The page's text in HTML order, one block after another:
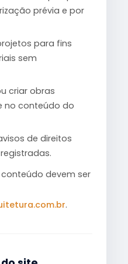
prévia e por
para fins
sem
criar obras
no conteúdo do
de direitos
devem ser
.